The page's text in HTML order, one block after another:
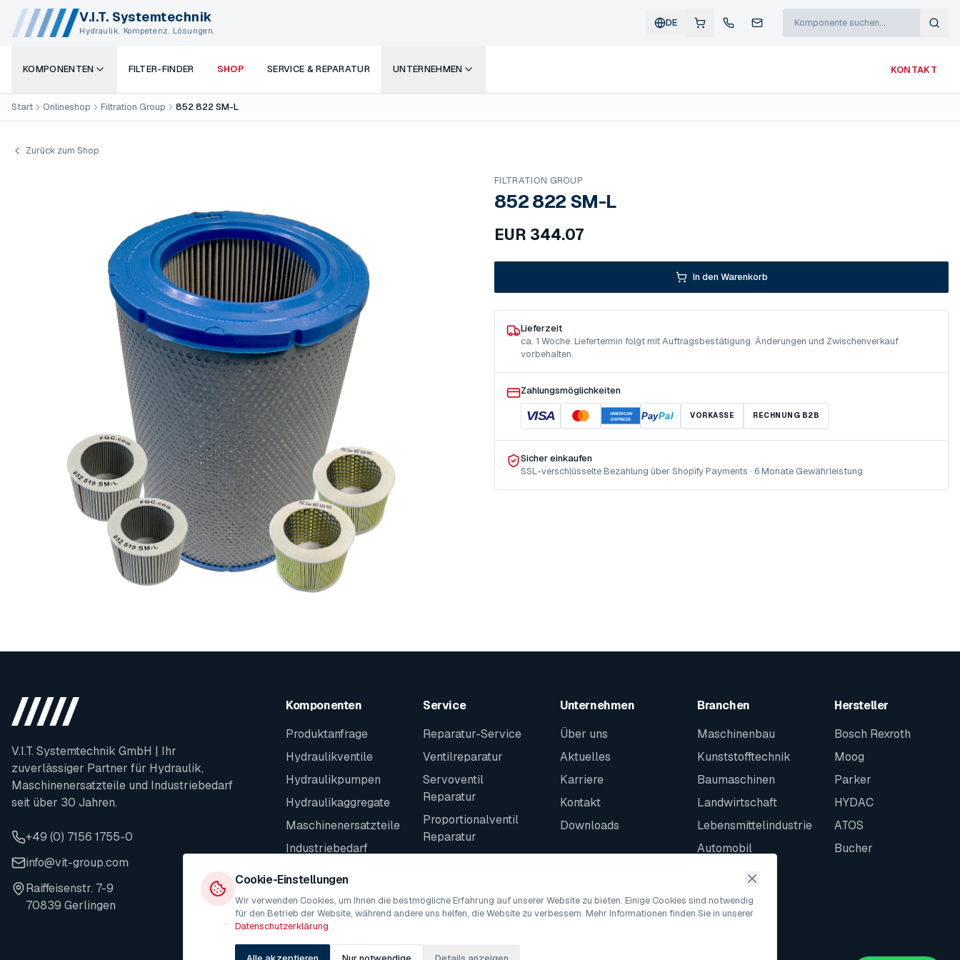
V.I.T. Systemtechnik
Hydraulik. Kompetenz. Lösungen.
DE
KOMPONENTEN FILTER-FINDER SHOP SERVICE & REPARATUR UNTERNEHMEN KONTAKT
Start Onlineshop Filtration Group 852 822 SM-L
Zurück zum Shop
FILTRATION GROUP
852 822 SM-L
EUR 344.07
In den Warenkorb
Lieferzeit
ca. 1 Woche. Liefertermin folgt mit Auftragsbestätigung. Änderungen und Zwischenverkauf
vorbehalten.
Zahlungsmöglichkeiten
VISA
AMERICAN
EXPRESS
PayPal VORKASSE RECHNUNG B2B
Sicher einkaufen
SSL-verschlüsselte Bezahlung über Shopify Payments · 6 Monate Gewährleistung
V.I.T. Systemtechnik GmbH | Ihr
zuverlässiger Partner für Hydraulik,
Maschinenersatzteile und Industriebedarf
seit über 30 Jahren.
+49 (0) 7156 1755-0
info@vit-group.com
Raiffeisenstr. 7-9
70839 Gerlingen
Komponenten
Produktanfrage
Hydraulikventile
Hydraulikpumpen
Hydraulikaggregate
Maschinenersatzteile
Industriebedarf
Service
Reparatur-Service
Ventilreparatur
Servoventil
Reparatur
Proportionalventil
Reparatur
Unternehmen
Über uns
Aktuelles
Karriere
Kontakt
Downloads
Branchen
Maschinenbau
Kunststofftechnik
Baumaschinen
Landwirtschaft
Lebensmittelindustrie
Automobil
Intralogistik
Hersteller
Bosch Rexroth
Moog
Parker
HYDAC
ATOS
Bucher
Cookie-Einstellungen
Wir verwenden Cookies, um Ihnen die bestmögliche Erfahrung auf unserer Website zu bieten. Einige Cookies sind notwendig
für den Betrieb der Website, während andere uns helfen, die Website zu verbessern. Mehr Informationen finden Sie in unserer
Datenschutzerklärung